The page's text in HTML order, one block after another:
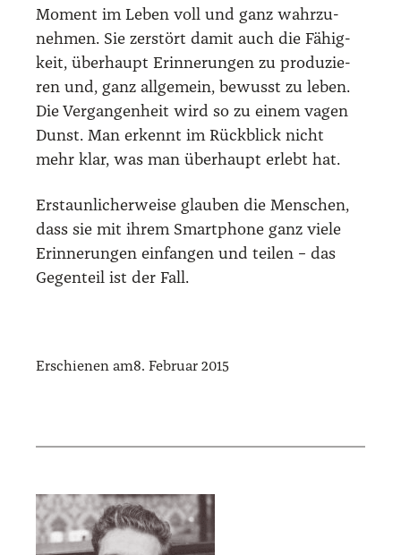
Moment im Leben voll und ganz wahr­zu­
neh­men. Sie zer­stört damit auch die Fähig­
keit, über­haupt Erin­ne­run­gen zu pro­du­zie­
ren und, ganz all­ge­mein, bewusst zu leben.
Die Ver­gan­gen­heit wird so zu einem vagen
Dunst. Man erkennt im Rück­blick nicht
mehr klar, was man über­haupt erlebt hat.
Erstaun­li­cher­wei­se glau­ben die Men­schen,
dass sie mit ihrem Smart­phone ganz vie­le
Erin­ne­run­gen ein­fan­gen und tei­len – das
Gegen­teil ist der Fall.
Erschienen am8. Februar 2015